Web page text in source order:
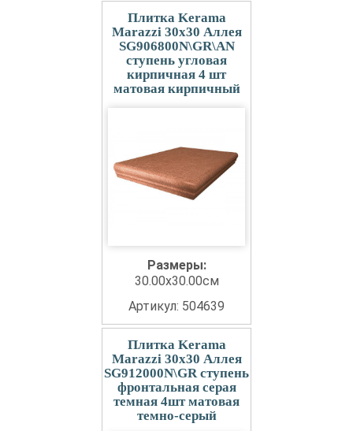
Плитка Kerama
Marazzi 30x30 Аллея
SG906800N\GR\AN
ступень угловая
кирпичная 4 шт
матовая кирпичный
Размеры:
30.00x30.00см
Артикул: 504639
Плитка Kerama
Marazzi 30x30 Аллея
SG912000N\GR ступень
фронтальная серая
темная 4шт матовая
темно-серый